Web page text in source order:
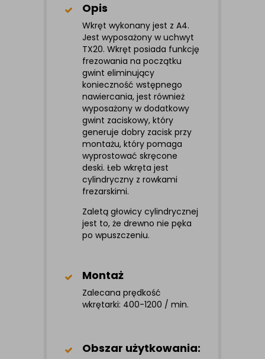
Opis
Wkręt wykonany jest z A4.
Jest wyposażony w uchwyt
TX20. Wkręt posiada funkcję
frezowania na początku
gwint eliminujący
konieczność wstępnego
nawiercania, jest również
wyposażony w dodatkowy
gwint zaciskowy, który
generuje dobry zacisk przy
montażu, który pomaga
wyprostować skręcone
deski. Łeb wkręta jest
cylindryczny z rowkami
frezarskimi.
Zaletą głowicy cylindrycznej
jest to, że drewno nie pęka
po wpuszczeniu.
Montaż
Zalecana prędkość
wkrętarki: 400-1200 / min.
Obszar użytkowania: